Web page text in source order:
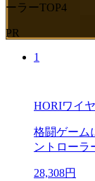
ーラーTOP4
PR
1
HORIワイ
格闘ゲーム
ントローラ
28,308円